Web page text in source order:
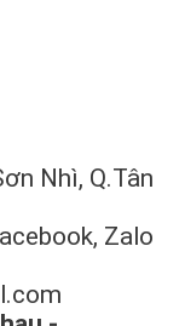
Nhì, Q.Tân
Zalo